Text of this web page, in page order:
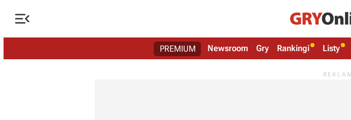

PREMIUM Newsroom Gry Rankingi Listy